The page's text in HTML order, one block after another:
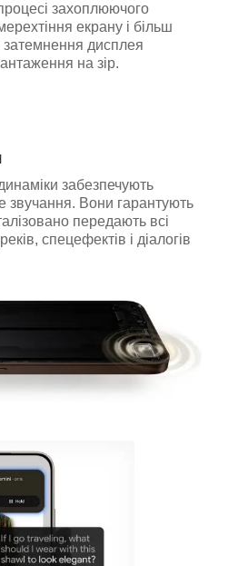
захоплюючого
екрану і більш
дисплея
на зір.
забезпечують
звучання. Вони гарантують
передають всі
спецефектів і діалогів